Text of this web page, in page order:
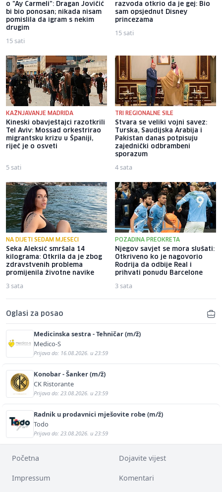
o "Ay Carmeli": Dragan Jovičić
bi bio ponosan; nikada nisam
pomislila da igram s nekim
drugim
15 sati
razvoda otkrio da je gej: Bio
sam opsjednut Disney
princezama
15 sati
KAŽNJAVANJE MADRIDA
Kineski obavještajci razotkrili
Tel Aviv: Mossad orkestrirao
migrantsku krizu u Španiji,
riječ je o osveti
5 sati
TRI REGIONALNE SILE
Stvara se veliki vojni savez:
Turska, Saudijska Arabija i
Pakistan danas potpisuju
zajednički odbrambeni
sporazum
4 sata
NA DIJETI SEDAM MJESECI
Seka Aleksić smršala 14
kilograma: Otkrila da je zbog
zdravstvenih problema
promijenila životne navike
3 sata
POZADINA PREOKRETA
Njegov savjet se mora slušati:
Otkriveno ko je nagovorio
Rodrija da odbije Real i
prihvati ponudu Barcelone
3 sata
Oglasi za posao
Medicinska sestra - Tehničar (m/ž)
Medico-S
Prijava do: 16.08.2026. u 23:59
Konobar - Šanker (m/ž)
CK Ristorante
Prijava do: 23.08.2026. u 23:59
Radnik u prodavnici mješovite robe (m/ž)
Todo
Prijava do: 23.08.2026. u 23:59
Početna Dojavite vijest
Impressum Komentari